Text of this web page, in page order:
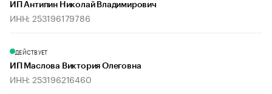
ИП Антипин Николай Владимирович
ИНН: 253196179786
ДЕЙСТВУЕТ
ИП Маслова Виктория Олеговна
ИНН: 253196216460